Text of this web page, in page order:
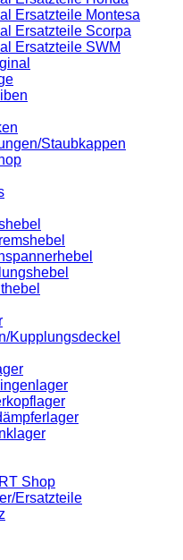
Ersatzteile Montesa
Ersatzteile Scorpa
Ersatzteile SWM
Staubkappen
Kupplungsdeckel
Shop
Ersatzteile